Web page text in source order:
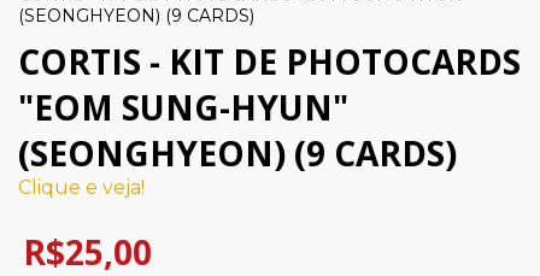
(SEONGHYEON) (9 CARDS)
CORTIS - KIT DE PHOTOCARDS
"EOM SUNG-HYUN"
(SEONGHYEON) (9 CARDS)
Clique e veja!
R$25,00